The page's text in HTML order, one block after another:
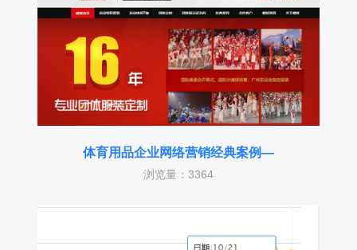
体育用品企业网络营销经典案例—
浏览量：3364